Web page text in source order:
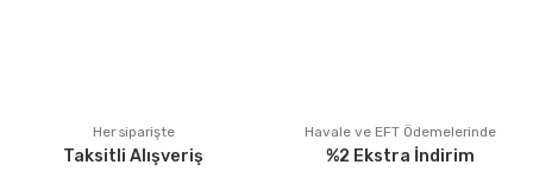
Her siparişte
Taksitli Alışveriş
Havale ve EFT Ödemelerinde
%2 Ekstra İndirim